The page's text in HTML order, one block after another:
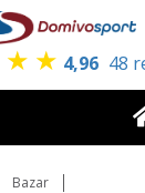
★ ★ 4,96 48
Bazar